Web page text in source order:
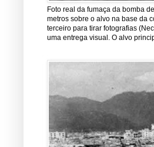
Foto real da fumaça da bomba
metros sobre o alvo na base da
terceiro para tirar fotografias
uma entrega visual. O alvo